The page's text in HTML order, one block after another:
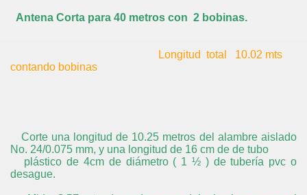
Antena Corta para 40 metros con 2 bobinas.
Longitud total 10.02 mts
contando bobinas
Corte una longitud de 10.25 metros del alambre aislado
No. 24/0.075 mm, y una longitud de 16 cm de de tubo
plástico de 4cm de diámetro ( 1 ½ ) de tubería pvc o
desague.